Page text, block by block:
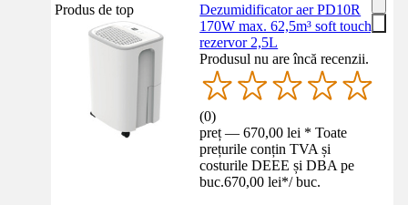
Produs de top
Dezumidificator aer PD10R
170W max. 62,5m³ soft touch,
rezervor 2,5L
Produsul nu are încă recenzii.
(0)
preț — 670,00 lei * Toate
prețurile conțin TVA și
costurile DEEE și DBA pe
buc.670,00 lei*/ buc.